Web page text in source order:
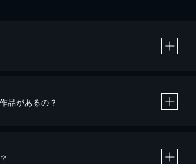
品があるの？